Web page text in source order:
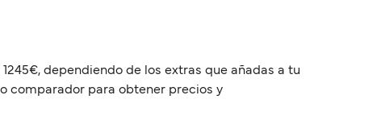
dependiendo de los extras que añadas a tu
comparador para obtener precios y